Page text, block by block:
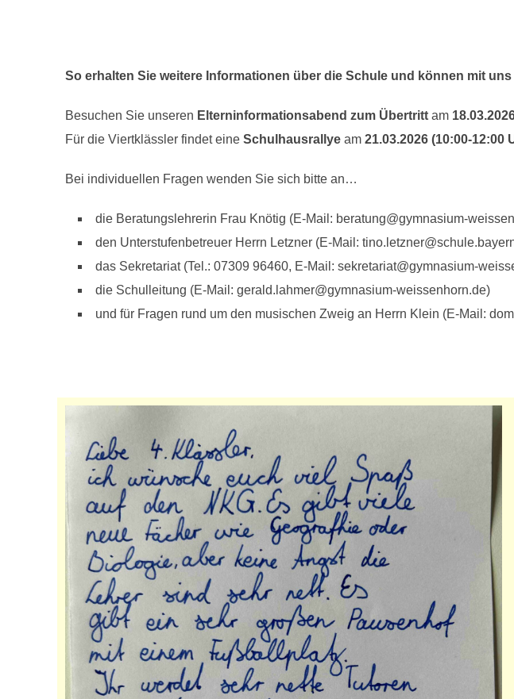
So erhalten Sie weitere Informationen über die Schule und können mit
Besuchen Sie unseren Elterninformationsabend zum Übertritt am
Für die Viertklässler findet eine Schulhausrallye am 21.03.2026 (10:00-12:00
Bei individuellen Fragen wenden Sie sich bitte an…
die Beratungslehrerin Frau Knötig (E-Mail: beratung@gymnasium-
den Unterstufenbetreuer Herrn Letzner (E-Mail:
das Sekretariat (Tel.: 07309 96460, E-Mail: sekretariat@gymnasium-
die Schulleitung (E-Mail: gerald.lahmer@gymnasium-weissenhorn.de)
und für Fragen rund um den musischen Zweig an Herrn Klein (E-Mail: